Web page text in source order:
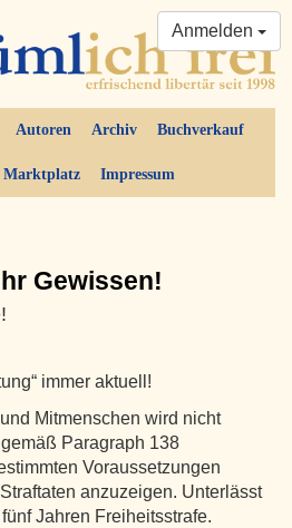
Autoren Archiv Buchverkauf
Marktplatz Impressum
Anmelden
Gewissen!
immer aktuell!
Mitmenschen wird nicht
Paragraph 138
Voraussetzungen
anzuzeigen. Unterlässt
Jahren Freiheitsstrafe.